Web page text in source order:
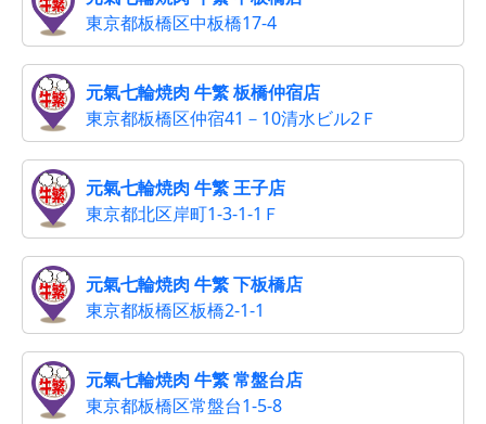
東京都板橋区中板橋17-4
元氣七輪焼肉 牛繁 板橋仲宿店
東京都板橋区仲宿41－10清水ビル2Ｆ
元氣七輪焼肉 牛繁 王子店
東京都北区岸町1-3-1-1Ｆ
元氣七輪焼肉 牛繁 下板橋店
東京都板橋区板橋2-1-1
元氣七輪焼肉 牛繁 常盤台店
東京都板橋区常盤台1-5-8